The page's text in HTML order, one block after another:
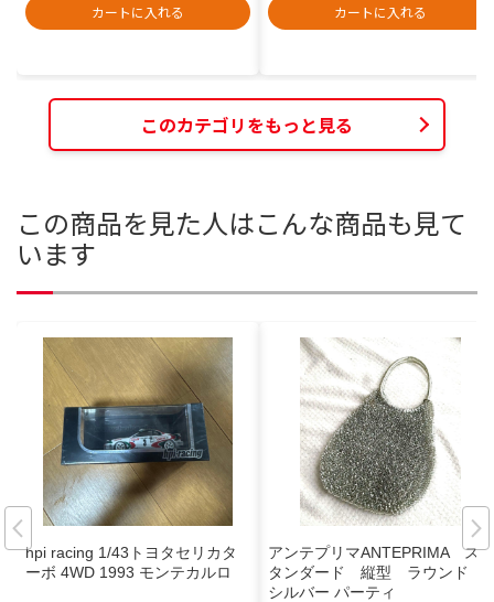
カートに入れる
カートに入れる
このカテゴリをもっと見る
この商品を見た人はこんな商品も見て
います
hpi racing 1/43トヨタセリカタ
ーボ 4WD 1993 モンテカルロ
アンテプリマANTEPRIMA ス
タンダード 縦型 ラウンド
シルバー パーティ